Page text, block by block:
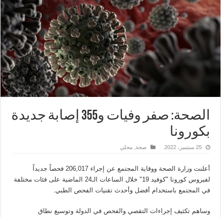
الصحة: صفر وفيات و355 إصابة جديدة
بكورونا
25 سبتمبر، 2022 صحة محلي
أعلنت وزارة الصحة ووقاية المجتمع عن إجراء 206,017 فحصاً جديداً
لفيروس كورونا "كوفيد 19" خلال الساعات الـ24 الماضية على فئات مختلفة
في المجتمع باستخدام أفضل وأحدث تقنيات الفحص الطبي.
وساهم تكثيف إجراءات التقصي والفحص في الدولة وتوسيع نطاق